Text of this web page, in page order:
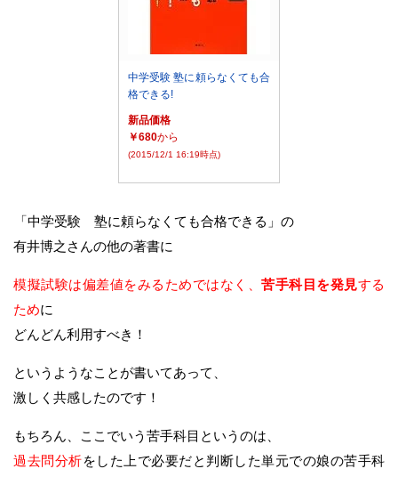
中学受験 塾に頼らなくても合
格できる!
新品価格
￥680から
(2015/12/1 16:19時点)
「中学受験 塾に頼らなくても合格できる」の
有井博之さんの他の著書に
模擬試験は偏差値をみるためではなく、 苦手科目を発見する
ために
どんどん利用すべき！
というようなことが書いてあって、
激しく共感したのです！
もちろん、ここでいう苦手科目というのは、
過去問分析をした上で必要だと判断した単元での娘の苦手科